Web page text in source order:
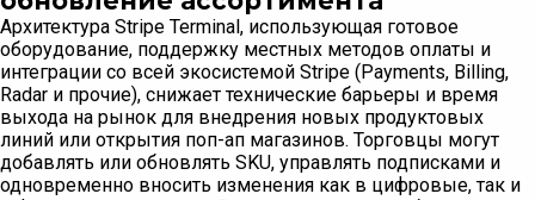
Архитектура Stripe Terminal, использующая готовое
оборудование, поддержку местных методов оплаты и
интеграции со всей экосистемой Stripe (Payments, Billing,
Radar и прочие), снижает технические барьеры и время
выхода на рынок для внедрения новых продуктовых
линий или открытия поп-ап магазинов. Торговцы могут
добавлять или обновлять SKU, управлять подписками и
одновременно вносить изменения как в цифровые, так и